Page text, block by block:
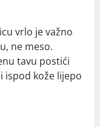
vrlo je važno
ne meso.
tavu postići
ispod kože lijepo